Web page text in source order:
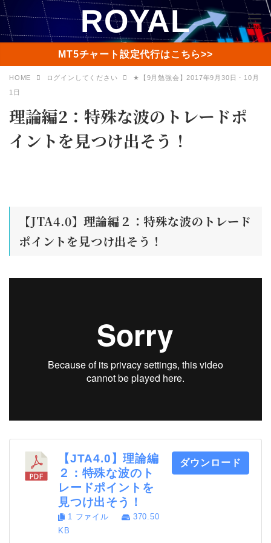
ROYAL MENU
MT5チャート設定代行はこちら>>
HOME ログインしてください
★【9月勉強会】2017年9月30日・10月
1日
理論編2：特殊な波のトレードポ
イントを見つけ出そう！
【JTA4.0】理論編２：特殊な波のトレード
ポイントを見つけ出そう！
【JTA4.0】理論編
２：特殊な波のト
レードポイントを
見つけ出そう！
1 ファイル
370.50
KB
ダウンロード